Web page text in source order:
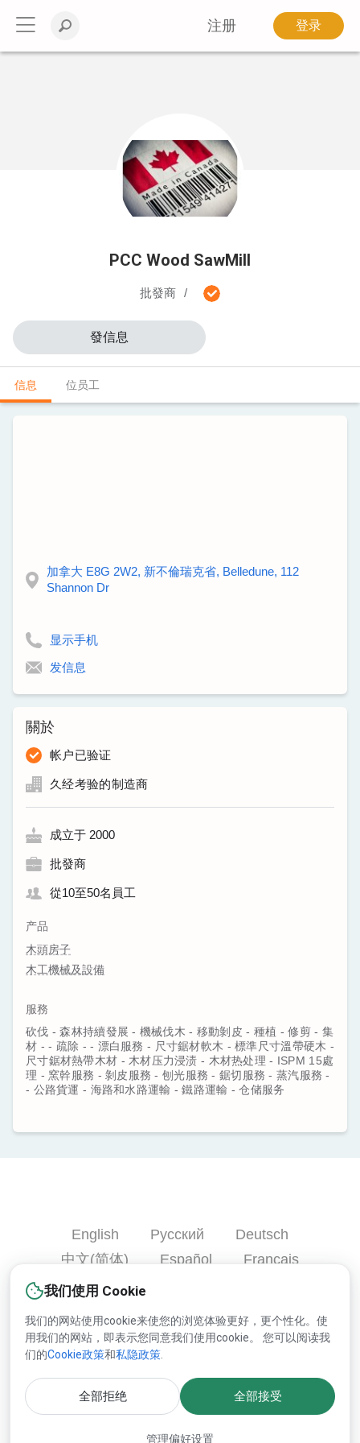
注册 登录
PCC Wood SawMill
批發商
信息 位员工
發信息
關於
帐户已验证
久经考验的制造商
成立于 2000
批發商
從10至50名員工
产品
木頭房子
木工機械及設備
服務
砍伐 - 森林持續發展 - 機械伐木 - 移動剝皮 - 種植 - 修剪 - 集
材 - - 疏除 - - 漂白服務 - 尺寸鋸材軟木 - 標準尺寸溫帶硬木 -
尺寸鋸材熱帶木材 - 木材压力浸渍 - 木材热处理 - ISPM 15處
理 - 窯幹服務 - 剝皮服務 - 刨光服務 - 鋸切服務 - 蒸汽服務 -
- 公路貨運 - 海路和水路運輸 - 鐵路運輸 - 仓储服务
加拿大 E8G 2W2, 新不倫瑞克省, Belledune, 112
Shannon Dr
显示手机
发信息
我们使用 Cookie
我们的网站使用cookie来使您的浏览体验更好，更个性化。使
用我们的网站，即表示您同意我们使用cookie。 您可以阅读我
们的Cookie政策和私隐政策
全部拒绝 全部接受
管理偏好设置
English Русский
Deutsch
中文(简体)
Español
Français
Português
हिन्दी
版权© 2000-2025 Lesprom Network 并保留所有权力.
关于Lesprom内容的再版必须预先持有Lesprom书面的许可.